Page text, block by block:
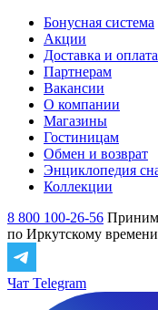
Бонусная система
Акции
Доставка и оплата
Партнерам
Вакансии
О компании
Магазины
Гостиницам
Обмен и возврат
Энциклопедия
Коллекции
8 800 100-26-56
по Иркутскому
Чат Telegram